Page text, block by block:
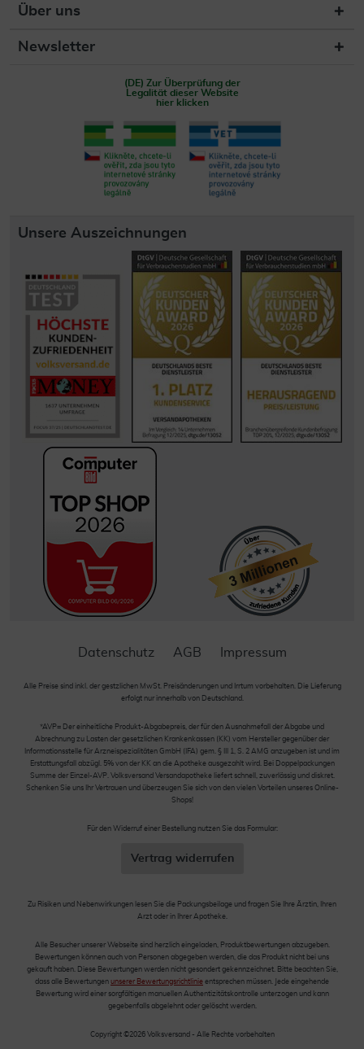
Über uns
Newsletter
(DE) Zur Überprüfung der
Legalität dieser Website
hier klicken
Unsere Auszeichnungen
Datenschutz AGB Impressum
Alle Preise sind inkl. der gestzlichen MwSt. Preisänderungen und Irrtum vorbehalten. Die Lieferung
erfolgt nur innerhalb von Deutschland.
*AVP= Der einheitliche Produkt-Abgabepreis, der für den Ausnahmefall der Abgabe und
Abrechnung zu Lasten der gesetzlichen Krankenkassen (KK) vom Hersteller gegenüber der
Informationsstelle für Arzneispezialitäten GmbH (IFA) gem. § III 1, S. 2 AMG anzugeben ist und im
Erstattungsfall abzügl. 5% von der KK an die Apotheke ausgezahlt wird. Bei Doppelpackungen
Summe der Einzel-AVP. Volksversand Versandapotheke liefert schnell, zuverlässig und diskret.
Schenken Sie uns Ihr Vertrauen und überzeugen Sie sich von den vielen Vorteilen unseres Online-
Shops!
Für den Widerruf einer Bestellung nutzen Sie das Formular:
Vertrag widerrufen
Zu Risiken und Nebenwirkungen lesen Sie die Packungsbeilage und fragen Sie Ihre Ärztin, Ihren
Arzt oder in Ihrer Apotheke.
Alle Besucher unserer Webseite sind herzlich eingeladen, Produktbewertungen abzugeben.
Bewertungen können auch von Personen abgegeben werden, die das Produkt nicht bei uns
gekauft haben. Diese Bewertungen werden nicht gesondert gekennzeichnet. Bitte beachten Sie,
dass alle Bewertungen unserer Bewertungsrichtlinie entsprechen müssen. Jede eingehende
Bewertung wird einer sorgfältigen manuellen Authentizitätskontrolle unterzogen und kann
gegebenfalls abgelehnt oder gelöscht werden.
Copyright ©2026 Volksversand - Alle Rechte vorbehalten